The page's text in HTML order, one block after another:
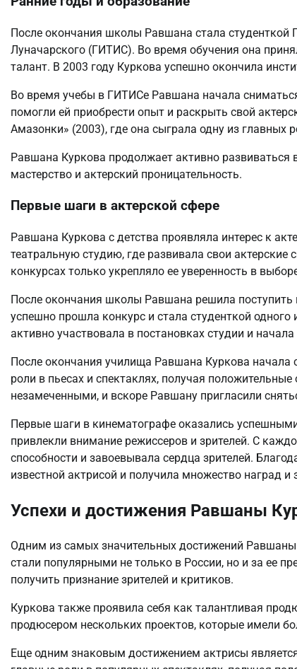
После окончания школы Равшана стала студенткой
Луначарского (ГИТИС). Во время обучения она
талант. В 2003 году Куркова успешно окончила
Во время учебы в ГИТИСе Равшана начала
помогли ей приобрести опыт и раскрыть свой
Амазонки» (2003), где она сыграла одну из главных
Равшана Куркова продолжает активно
мастерство и актерский проницательность.
Первые шаги в актерской сфере
Равшана Куркова с детства проявляла интерес к
театральную студию, где развивала свои
конкурсах только укрепляло ее уверенность в
После окончания школы Равшана решила поступить
успешно прошла конкурс и стала студенткой
активно участвовала в постановках студии и
После окончания училища Равшана Куркова
роли в пьесах и спектаклях, получая
незамеченными, и вскоре Равшану пригласили
Первые шаги в кинематографе оказались
привлекли внимание режиссеров и зрителей. С
способности и завоевывала сердца зрителей.
известной актрисой и получила множество наград и
Успехи и достижения Равшаны
Одним из самых значительных достижений Равшаны
стали популярными не только в России, но и за ее
получить признание зрителей и критиков.
Куркова также проявила себя как талантливая
продюсером нескольких проектов, которые имели
Еще одним знаковым достижением актрисы